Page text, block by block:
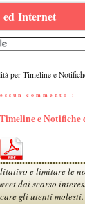
Internet
per Timeline e
commento :
e Notifiche
e limitare le
dai scarso
gli utenti molesti.